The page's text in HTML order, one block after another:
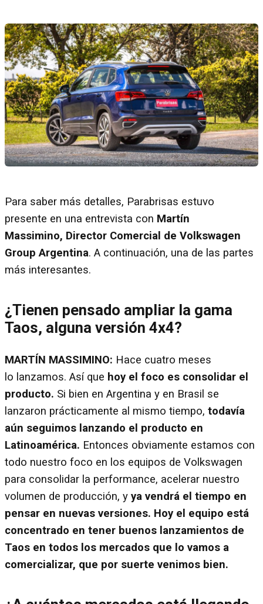
Para saber más detalles, Parabrisas estuvo
presente en una entrevista con Martín
Massimino, Director Comercial de Volkswagen
Group Argentina. A continuación, una de las partes
más interesantes.
¿Tienen pensado ampliar la gama
Taos, alguna versión 4x4?
MARTÍN MASSIMINO: Hace cuatro meses
lo lanzamos. Así que hoy el foco es consolidar el
producto. Si bien en Argentina y en Brasil se
lanzaron prácticamente al mismo tiempo, todavía
aún seguimos lanzando el producto en
Latinoamérica. Entonces obviamente estamos con
todo nuestro foco en los equipos de Volkswagen
para consolidar la performance, acelerar nuestro
volumen de producción, y ya vendrá el tiempo en
pensar en nuevas versiones. Hoy el equipo está
concentrado en tener buenos lanzamientos de
Taos en todos los mercados que lo vamos a
comercializar, que por suerte venimos bien.